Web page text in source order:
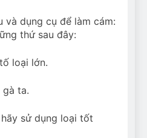
và dụng cụ để làm cám:
thứ sau đây:
loại lớn.
gà ta.
sử dụng loại tốt